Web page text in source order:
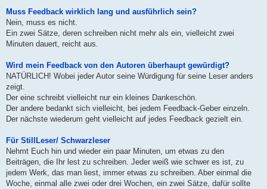
Muss Feedback wirklich lang und ausführlich sein?
Nein, muss es nicht.
Ein zwei Sätze, deren schreiben nicht mehr als ein, vielleicht zwei
Minuten dauert, reicht aus.
Wird mein Feedback von den Autoren überhaupt gewürdigt?
NATÜRLICH! Wobei jeder Autor seine Würdigung für seine Leser anders
zeigt.
Der eine schreibt vielleicht nur ein kleines Dankeschön.
Der andere bedankt sich vielleicht, bei jedem Feedback-Geber einzeln.
Der nächste wiederum geht vielleicht auf jedes Feedback gezielt ein.
Für StillLeser/ Schwarzleser
Nehmt Euch hin und wieder ein paar Minuten, um etwas zu den
Beiträgen, die Ihr lest zu schreiben. Jeder weiß wie schwer es ist, zu
jedem Werk, das man liest, immer etwas zu schreiben. Aber einmal die
Woche, einmal alle zwei oder drei Wochen, ein zwei Sätze, dafür sollte